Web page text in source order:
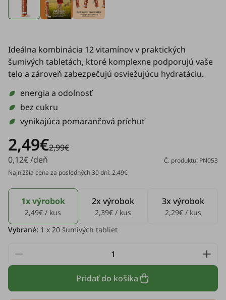
Ideálna kombinácia 12 vitamínov v praktických
šumivých tabletách, ktoré komplexne podporujú vaše
telo a zároveň zabezpečujú osviežujúcu hydratáciu.
energia a odolnosť
bez cukru
vynikajúca pomarančová príchuť
2,49€2,99€
0,12€ /deň
Č. produktu: PN053
Najnižšia cena za posledných 30 dní: 2,49€
1x výrobok
2,49€ / kus
2x výrobok
2,39€ / kus
3x výrobok
2,29€ / kus
Vybrané: 1 x 20 šumivých tabliet
Pridať do košíka